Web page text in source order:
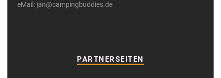
eMail: jan@campingbuddies.de
PARTNERSEITEN